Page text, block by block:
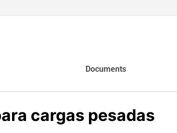
Documents
cargas pesadas